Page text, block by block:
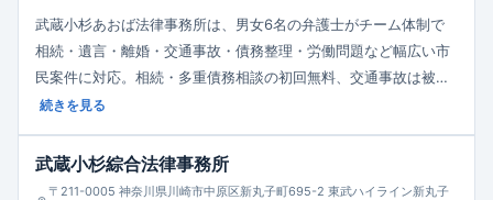
武蔵小杉あおば法律事務所は、男女6名の弁護士がチーム体制で
相続・遺言・離婚・交通事故・債務整理・労働問題など幅広い市
民案件に対応。相続・多重債務相談の初回無料、交通事故は被害
者向け初回無料、後払い可。元家裁審判官在籍で専門性と安心感
続きを見る
武蔵小杉綜合法律事務所
〒211-0005 神奈川県川崎市中原区新丸子町695-2 東武ハイライン新丸子